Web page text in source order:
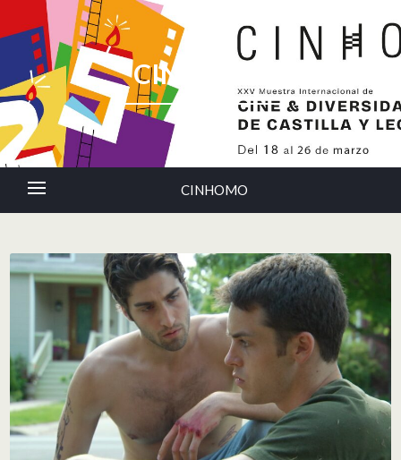
CINHOMO
CINHOMO